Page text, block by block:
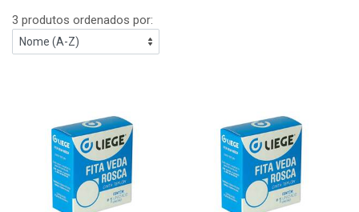
3 produtos ordenados por: